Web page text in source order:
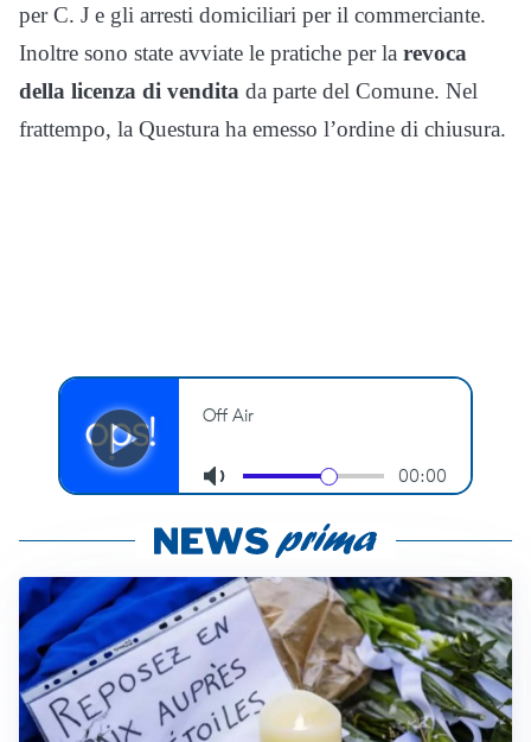
per C. J e gli arresti domiciliari per il commerciante.
Inoltre sono state avviate le pratiche per la revoca
della licenza di vendita da parte del Comune. Nel
frattempo, la Questura ha emesso l’ordine di chiusura.